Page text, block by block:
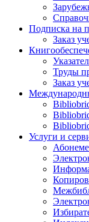
Подписка на
Заказ
Труды
Заказ
Услуги и